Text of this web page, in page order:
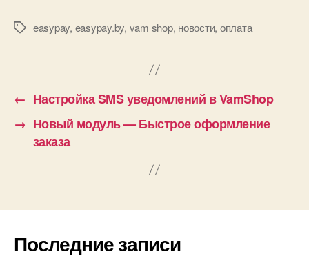
Меткиeasypay, easypay.by, vam shop, новости, оплата
← Настройка SMS уведомлений в VamShop
→ Новый модуль — Быстрое оформление
заказа
Последние записи